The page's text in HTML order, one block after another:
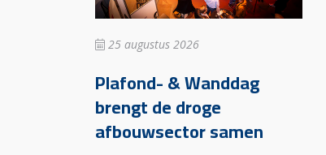
25 augustus 2026
Plafond- & Wanddag
brengt de droge
afbouwsector samen